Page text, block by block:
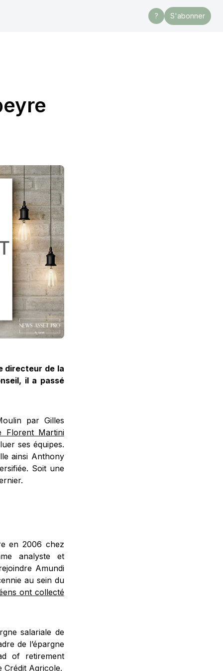
? S'abonner
directeur de la
il a passé
par Gilles
Florent Martini
ses équipes.
ainsi Anthony
Soit une
en 2006 chez
analyste et
Amundi
au sein du
ont collecté
salariale de
de l’épargne
of retirement
Crédit Agricole.